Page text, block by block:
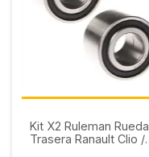
Kit X2 Ruleman Rueda
Trasera Ranault Clio /